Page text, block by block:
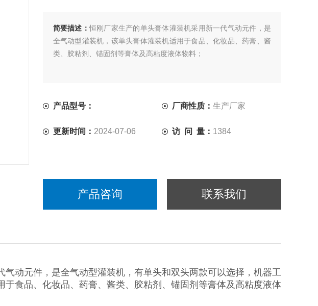
简要描述：恒刚厂家生产的单头膏体灌装机采用新一代气动元件，是
全气动型灌装机，该单头膏体灌装机适用于食品、化妆品、药膏、酱
类、胶粘剂、锚固剂等膏体及高粘度液体物料；
产品型号： 厂商性质：生产厂家
更新时间： 2024-07-06 访 问 量： 1384
产品咨询 联系我们
气动元件，是全气动型灌装机，有单头和双头两款可以选择，机器工
食品、化妆品、药膏、酱类、胶粘剂、锚固剂等膏体及高粘度液体